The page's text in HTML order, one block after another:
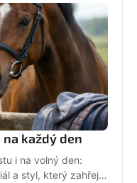
každý den
i na volný den:
a styl, který zahřeje